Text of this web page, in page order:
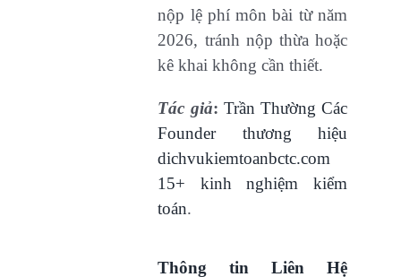
nộp lệ phí môn bài từ năm
2026, tránh nộp thừa hoặc
kê khai không cần thiết.
Tác giả: Trần Thường Các
Founder thương hiệu
dichvukiemtoanbctc.com
15+ kinh nghiệm kiểm
toán.
Thông tin Liên Hệ